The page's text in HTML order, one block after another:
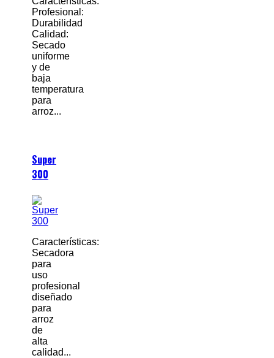
Profesional:
Durabilidad
Calidad:
Secado
uniforme
y de
baja
temperatura
para
arroz...
Super
300
Características:
Secadora
para
uso
profesional
diseñado
para
arroz
de
alta
calidad...